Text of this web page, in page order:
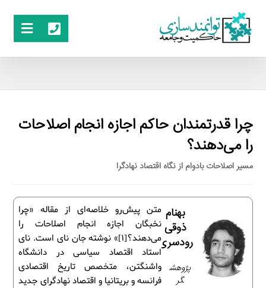
چرا قدرتمندان حاکم اجازه انجام اصلاحات
را می‌دهند؟
مسیر اصلاحات بادوام از نگاه اقتصاد نهادگرا
متن پیش‌رو خلاصه‌ای از مقاله «چرا
نخبگان اجازه انجام اصلاحات را
می‌دهند؟[1]» نوشته جان نای است. نای
استاد اقتصاد سیاسی در دانشگاه
واشنگتن، متخصص تاریخ اقتصادی
فرانسه و بریتانیا و اقتصاد نهادگرای جدید
بهنام
ذوقی
رودسری
پژوهش
گر